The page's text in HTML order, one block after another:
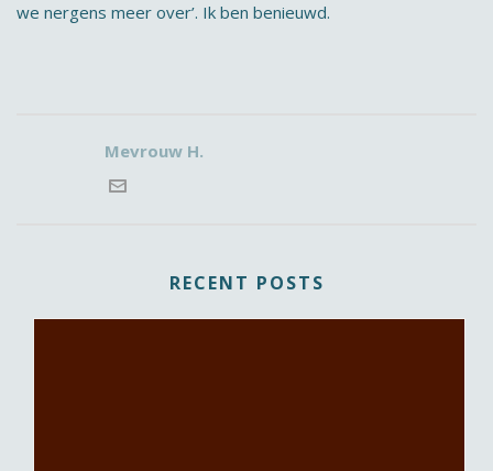
we nergens meer over’. Ik ben benieuwd.
Mevrouw H.
RECENT POSTS